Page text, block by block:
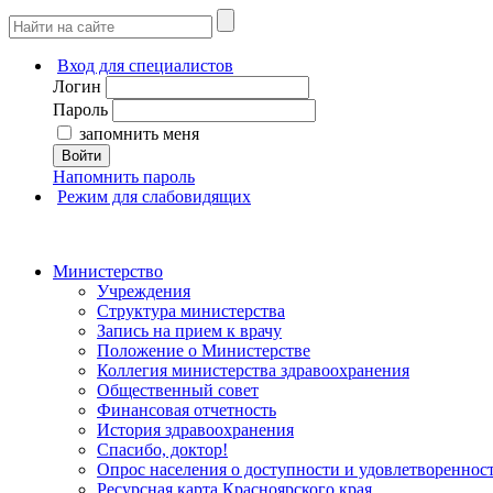
Вход для специалистов
Логин
Пароль
запомнить меня
Войти
Напомнить пароль
Режим для слабовидящих
Министерство
Учреждения
Структура министерства
Запись на прием к врачу
Положение о Министерстве
Коллегия министерства здравоохранения
Общественный совет
Финансовая отчетность
История здравоохранения
Спасибо, доктор!
Опрос населения о доступности и
Ресурсная карта Красноярского края